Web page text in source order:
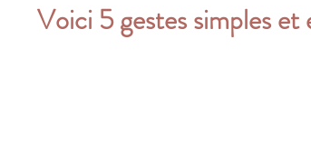
Voici 5 gestes simples et